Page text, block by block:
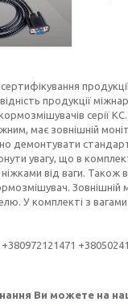
продукції
серії
має зовнішній
демонтувати
увагу, що в
від ваги. Також
У комплекті з
Ви можете на